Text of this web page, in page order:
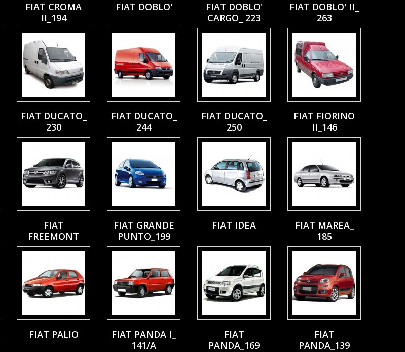
FIAT CROMA
II_194
FIAT DOBLO'
FIAT DOBLO'
CARGO_ 223
FIAT DOBLO' II_
263
FIAT DUCATO_
230
FIAT DUCATO_
244
FIAT DUCATO_
250
FIAT FIORINO
II_146
FIAT
FREEMONT
FIAT GRANDE
PUNTO_199
FIAT IDEA
FIAT MAREA_
185
FIAT PALIO
FIAT PANDA I_
141/A
FIAT
PANDA_169
FIAT
PANDA_139